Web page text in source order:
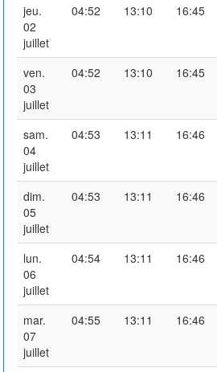
jeu.
02
juillet
04:52 13:10 16:45
ven.
03
juillet
04:52 13:10 16:45
sam.
04
juillet
04:53 13:11 16:46
dim.
05
juillet
04:53 13:11 16:46
lun.
06
juillet
04:54 13:11 16:46
mar.
07
juillet
04:55 13:11 16:46